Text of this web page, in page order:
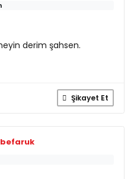
derim şahsen.
Şikayet Et